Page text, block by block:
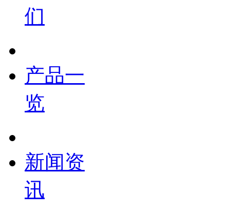
们
产品一
览
新闻资
讯